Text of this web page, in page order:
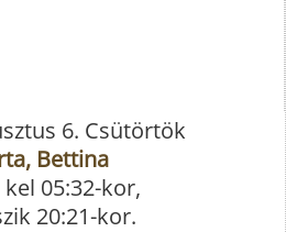
6. Csütörtök
Bettina
05:32-kor,
20:21-kor.